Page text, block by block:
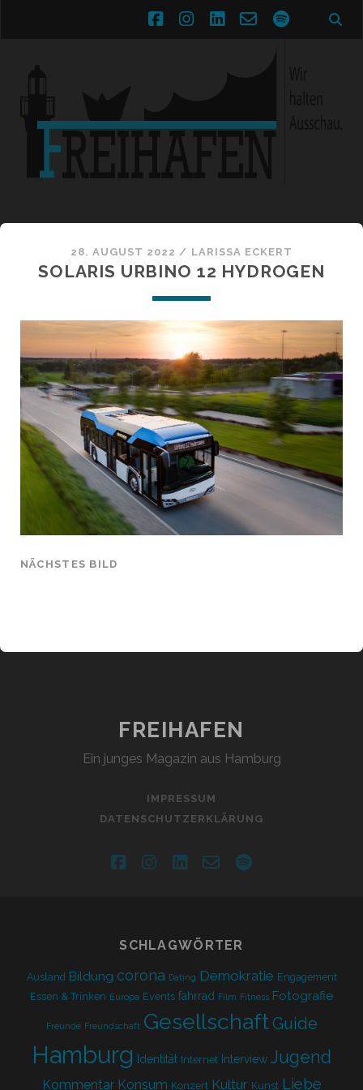
facebookinstagram
linkedin
email-spotify
28. AUGUST 2022 / LARISSA ECKERT
SOLARIS URBINO 12 HYDROGEN
NÄCHSTES BILD
FREIHAFEN
Ein junges Magazin aus Hamburg
IMPRESSUM
DATENSCHUTZERKLÄRUNG
facebookinstagram
linkedin
email-spotify
SCHLAGWÖRTER
Ausland Bildung corona Dating Demokratie Engagement
Essen & Trinken Europa Events fahrrad Film Fitness Fotografie
Freunde Freundschaft GesellschaftGuide
Hamburg Identität Internet Interview Jugend
Kommentar Konsum Konzert Kultur Kunst Liebe